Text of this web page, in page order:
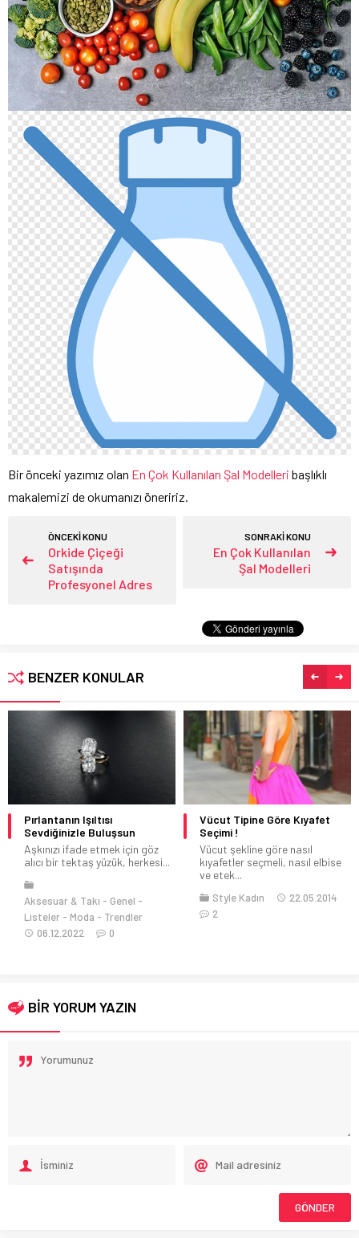
Bir önceki yazımız olan En Çok Kullanılan Şal Modelleri başlıklı
makalemizi de okumanızı öneririz.
ÖNCEKİ KONU
Orkide Çiçeği
Satışında
Profesyonel Adres
SONRAKİ KONU
En Çok Kullanılan
Şal Modelleri
BENZER KONULAR
Pırlantanın Işıltısı
Sevdiğinizle Buluşsun
Aşkınızı ifade etmek için göz
alıcı bir tektaş yüzük, herkesi...
Aksesuar & Takı
Genel
Listeler
Moda
Trendler
06.12.2022
0
Vücut Tipine Göre Kıyafet
Seçimi !
Vücut şekline göre nasıl
kıyafetler seçmeli, nasıl elbise
ve etek...
Style Kadın
22.05.2014
2
BİR YORUM YAZIN